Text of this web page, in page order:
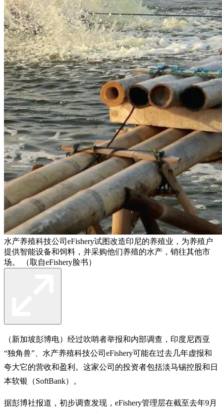
水产养殖科技公司eFishery试图改造印尼的养殖业，为养殖户
提供智能设备和饲料，并采购他们养殖的水产，销往其他市
场。 （取自eFishery脸书）
（新加坡彭博电）经过吹哨者举报和内部调查，印度尼西亚
“独角兽”、水产养殖科技公司eFishery可能在过去几年虚报和
夸大它的营收和盈利。这家公司的投资者包括淡马锡控股和日
本软银（SoftBank）。
据彭博社报道，初步调查发现，eFishery管理层在截至去年9月